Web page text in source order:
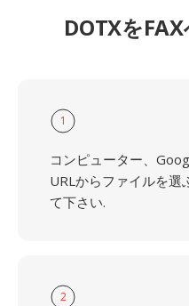
DOTXを
1
コンピューター、
URLからファイルを選
て下さい.
2